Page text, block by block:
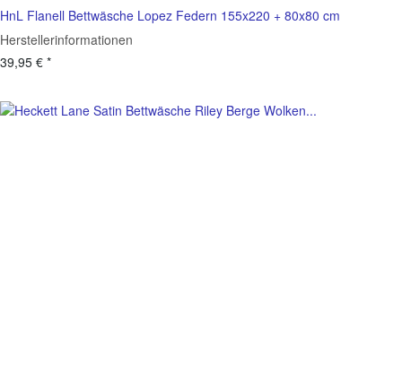
HnL Flanell Bettwäsche Lopez Federn 155x220 + 80x80 cm
Herstellerinformationen
39,95 € *